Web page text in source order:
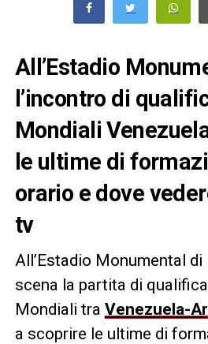
All’Estadio
l’incontro di
Mondiali
le ultime di
orario e dove
tv
All’Estadio Monumental
scena la partita di
Mondiali tra Venezuela-
a scoprire le ultime di